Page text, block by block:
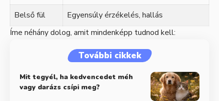
Belső fül
Egyensúly érzékelés, hallás
Íme néhány dolog, amit mindenképp tudnod kell:
További cikkek
Mit tegyél, ha kedvencedet méh
vagy darázs csípi meg?